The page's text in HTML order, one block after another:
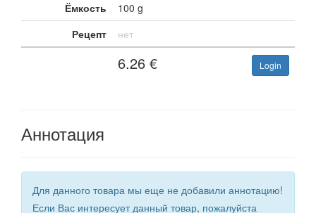
Ёмкость
100 g
Рецепт
нет
6.26 € Login
Аннотация
Для данного товара мы еще не добавили аннотацию!
Если Вас интересует данный товар, пожалуйста